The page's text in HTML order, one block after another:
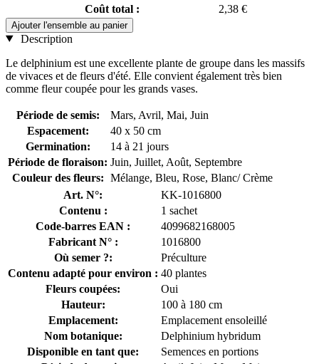
Coût total :
2,38 €
Ajouter l'ensemble au panier
Description
Le delphinium est une excellente plante de groupe dans les massifs
de vivaces et de fleurs d'été. Elle convient également très bien
comme fleur coupée pour les grands vases.
Période de semis:
Mars, Avril, Mai, Juin
Espacement:
40 x 50 cm
Germination:
14 à 21 jours
Période de floraison: Juin, Juillet, Août, Septembre
Couleur des fleurs: Mélange, Bleu, Rose, Blanc/ Crème
Art. N°:
KK-1016800
Contenu :
1 sachet
Code-barres EAN :
4099682168005
Fabricant N° :
1016800
Où semer ?:
Préculture
Contenu adapté pour environ : 40 plantes
Fleurs coupées:
Oui
Hauteur:
100 à 180 cm
Emplacement:
Emplacement ensoleillé
Nom botanique:
Delphinium hybridum
Disponible en tant que:
Semences en portions